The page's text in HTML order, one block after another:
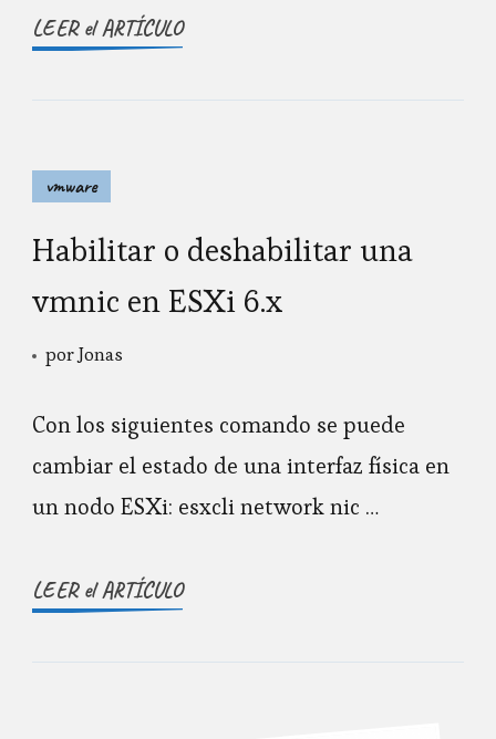
LEER el ARTÍCULO
vmware
Habilitar o deshabilitar una
vmnic en ESXi 6.x
porJonas
Con los siguientes comando se puede
cambiar el estado de una interfaz física en
un nodo ESXi: esxcli network nic …
LEER el ARTÍCULO